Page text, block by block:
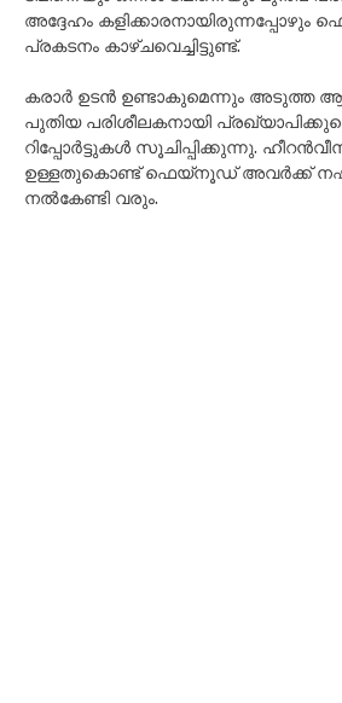
അദ്ദേഹം കളിക്കാരനായിരുന്നപ്പോഴും
പ്രകടനം കാഴ്ചവെച്ചിട്ടുണ്ട്.
കരാർ ഉടൻ ഉണ്ടാകുമെന്നും അടുത്ത
പുതിയ പരിശീലകനായി
റിപ്പോർട്ടുകൾ സൂചിപ്പിക്കുന്നു.
ഉള്ളതുകൊണ്ട് ഫെയ്‌നൂഡ് അവർക്ക്
നൽകേണ്ടി വരും.